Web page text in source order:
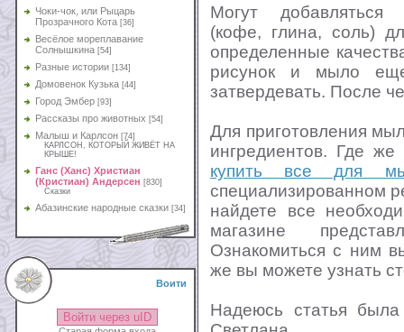
Чоки-чок, или Рыцарь
Прозрачного Кота [36]
Весёлое мореплавание
Солнышкина [54]
Разные истории [134]
Домовенок Кузька [44]
Город Эмбер [93]
Рассказы про животных [54]
Малыш и Карлсон [74]
КАРЛСОН, КОТОРЫЙ ЖИВЁТ НА
КРЫШЕ!
Ганс (Ханс) Христиан
(Кристиан) Андерсен [830]
Сказки
Абазинские народные сказки [34]
Воити
Войти через uID
Могут добавляться
(кофе, глина, соль)
определенные
рисунок и мыло
затвердевать. После
Для приготовления
ингредиентов. Где
купить все для
специализированном
найдете все
магазине
Ознакомиться с ним
же вы можете узнать
Надеюсь статья